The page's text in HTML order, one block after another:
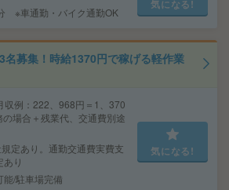
※車通勤・バイク通勤OK
気になる!
名募集！時給1370円で稼げる軽作業
収例：222、968円＝1、370
場合＋残業代、交通費別途
定あり。通勤交通費実費支
り
能/駐車場完備
気になる!